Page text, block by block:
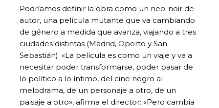
Podríamos definir la obra como un neo-noir de
autor, una película mutante que va cambiando
de género a medida que avanza, viajando a tres
ciudades distintas (Madrid, Oporto y San
Sebastián). «La película es como un viaje y va a
necesitar poder transformarse, poder pasar de
lo político a lo íntimo, del cine negro al
melodrama, de un personaje a otro, de un
paisaje a otro», afirma el director: «Pero cambia